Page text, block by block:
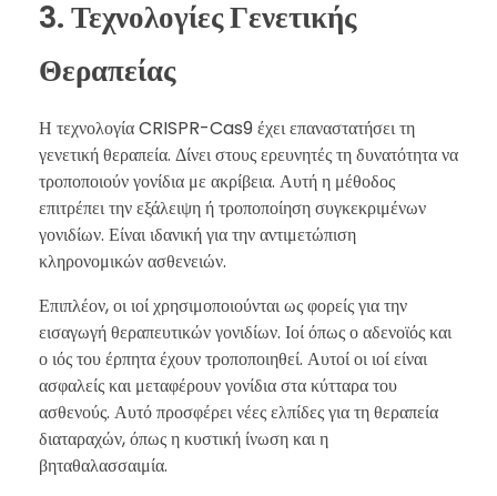
3. Τεχνολογίες Γενετικής
Θεραπείας
Η τεχνολογία CRISPR-Cas9 έχει επαναστατήσει τη
γενετική θεραπεία. Δίνει στους ερευνητές τη δυνατότητα να
τροποποιούν γονίδια με ακρίβεια. Αυτή η μέθοδος
επιτρέπει την εξάλειψη ή τροποποίηση συγκεκριμένων
γονιδίων. Είναι ιδανική για την αντιμετώπιση
κληρονομικών ασθενειών.
Επιπλέον, οι ιοί χρησιμοποιούνται ως φορείς για την
εισαγωγή θεραπευτικών γονιδίων. Ιοί όπως ο αδενοϊός και
ο ιός του έρπητα έχουν τροποποιηθεί. Αυτοί οι ιοί είναι
ασφαλείς και μεταφέρουν γονίδια στα κύτταρα του
ασθενούς. Αυτό προσφέρει νέες ελπίδες για τη θεραπεία
διαταραχών, όπως η κυστική ίνωση και η
βηταθαλασσαιμία.